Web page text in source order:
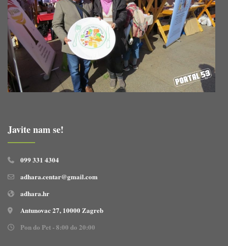
Javite nam se!
099 331 4304
adhara.centar@gmail.com
adhara.hr
Antunovac 27, 10000 Zagreb
Pon do Pet - 8:00 do 20:00